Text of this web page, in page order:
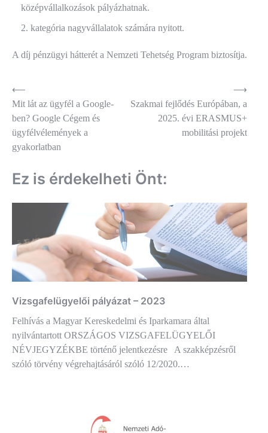
középvállalkozások pályázhatnak.
kategória nagyvállalatok számára nyitott.
A díj pénzügyi hátterét a Nemzeti Tehetség Program biztosítja.
Bejegyzés
navigáció
⟵
Mit lát az ügyfél a Google-
ben? Google Cégem és
ügyfélvélemények a
gyakorlatban
Szakmai fejlődés Európában, a
2025. évi ERASMUS+
mobilitási projekt
⟶
Ez is érdekelheti Önt:
Vizsgafelügyelői pályázat – 2023
Felhívás a Magyar Kereskedelmi és Iparkamara által
nyilvántartott ORSZÁGOS VIZSGAFELÜGYELŐI
NÉVJEGYZÉKBE történő jelentkezésre A szakképzésről
szóló törvény végrehajtásáról szóló 12/2020.…